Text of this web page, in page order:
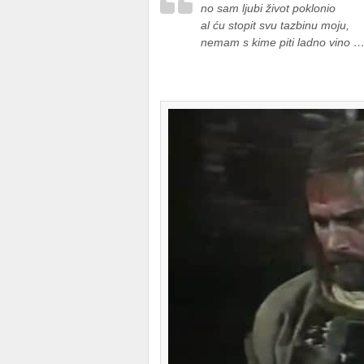
no sam ljubi život poklonio
al ću stopit svu tazbinu moju,
nemam s kime piti ladno vino